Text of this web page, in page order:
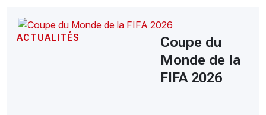
ACTUALITÉS
Coupe du
Monde de la
FIFA 2026